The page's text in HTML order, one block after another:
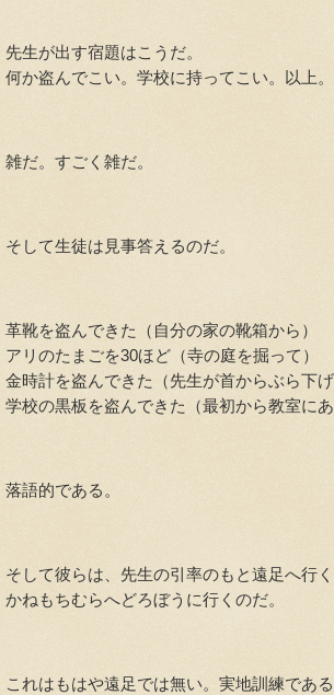
生が出す宿題はこうだ。
か盗んでこい。学校に持ってこい。以上。
だ。すごく雑だ。
して生徒は見事答えるのだ。
靴を盗んできた（自分の家の靴箱から）
リのたまごを30ほど（寺の庭を掘って）
時計を盗んできた（先生が首からぶら下げ
校の黒板を盗んできた（最初から教室にあ
語的である。
して彼らは、先生の引率のもと遠足へ行く
ねもちむらへどろぼうに行くのだ。
れはもはや遠足では無い。実地訓練である